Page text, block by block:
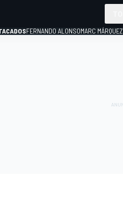
FERNANDO ALONSOMARC MÁRQUEZ